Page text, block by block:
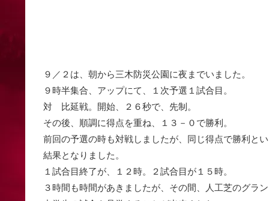
９／２は、朝から三木防災公園に夜までいました。
９時半集合、アップにて、１次予選１試合目。
対 比延戦。開始、２６秒で、先制。
その後、順調に得点を重ね、１３－０で勝利。
前回の予選の時も対戦しましたが、同じ得点で勝利と
結果となりました。
１試合目終了が、１２時。２試合目が１５時。
３時間も時間があきましたが、その間、人工芝のグラ